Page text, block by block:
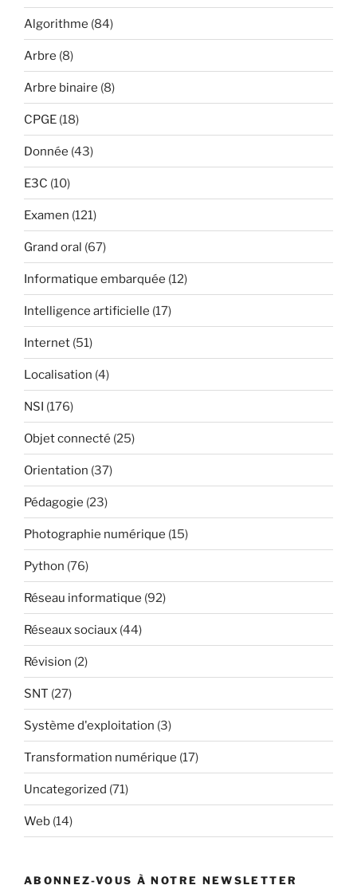
Algorithme (84)
Arbre (8)
Arbre binaire (8)
CPGE (18)
Donnée (43)
E3C (10)
Examen (121)
Grand oral (67)
Informatique embarquée (12)
Intelligence artificielle (17)
Internet (51)
Localisation (4)
NSI (176)
Objet connecté (25)
Orientation (37)
Pédagogie (23)
Photographie numérique (15)
Python (76)
Réseau informatique (92)
Réseaux sociaux (44)
Révision (2)
SNT (27)
Système d'exploitation (3)
Transformation numérique (17)
Uncategorized (71)
Web (14)
ABONNEZ-VOUS À NOTRE NEWSLETTER